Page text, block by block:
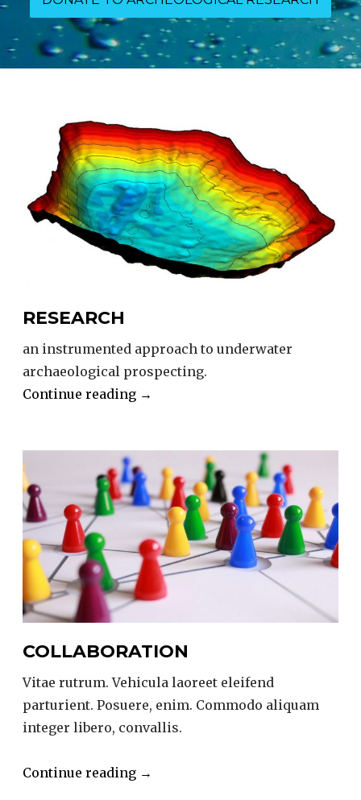
RESEARCH
an instrumented approach to underwater
archaeological prospecting.
Continue reading “Research”
→
COLLABORATION
Vitae rutrum. Vehicula laoreet eleifend
parturient. Posuere, enim. Commodo aliquam
integer libero, convallis.
Continue reading “Collaboration”
→